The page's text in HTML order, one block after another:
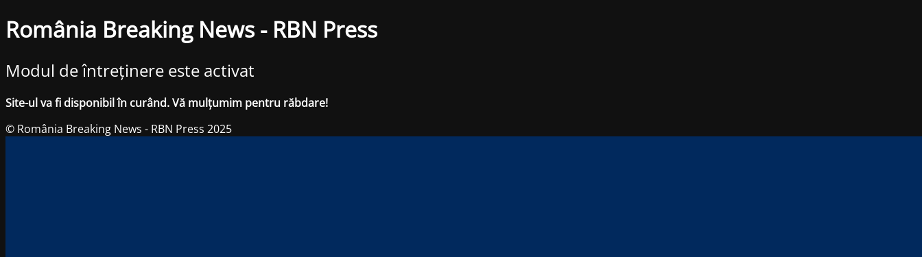
România Breaking News - RBN Press
Modul de întreținere este activat
Site-ul va fi disponibil în curând. Vă mulțumim pentru răbdare!
© România Breaking News - RBN Press 2025